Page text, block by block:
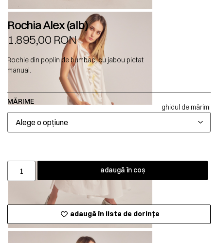
Rochia Alex (alb)
1.895,00 RON
Rochie din poplin de bumbac, cu jabou pictat
manual.
MĂRIME
ghidul de mărimi
adaugă în coș
adaugă în lista de dorințe